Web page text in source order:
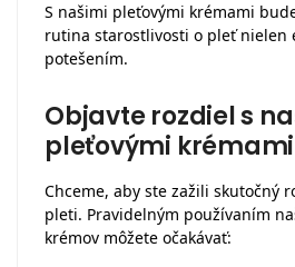
S našimi pleťovými krémami
rutina starostlivosti o pleť nielen
potešením.
Objavte rozdiel s
pleťovými krémami
Chceme, aby ste zažili skutočný
pleti. Pravidelným používaním
krémov môžete očakávať: